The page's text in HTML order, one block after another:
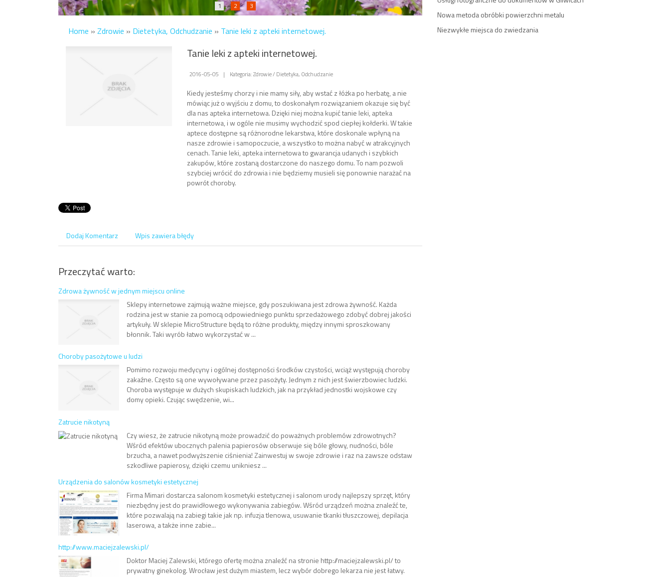
1 2 3
Home » Zdrowie » Dietetyka, Odchudzanie » Tanie leki z apteki internetowej.
Tanie leki z apteki internetowej.
2016-05-05 | Kategoria: Zdrowie / Dietetyka, Odchudzanie
Kiedy jesteśmy chorzy i nie mamy siły, aby wstać z łóżka po herbatę, a nie
mówiąc już o wyjściu z domu, to doskonałym rozwiązaniem okazuje się być
dla nas apteka internetowa. Dzięki niej można kupić tanie leki, apteka
internetowa, i w ogóle nie musimy wychodzić spod ciepłej kołderki. W takie
aptece dostępne są różnorodne lekarstwa, które doskonale wpłyną na
nasze zdrowie i samopoczucie, a wszystko to można nabyć w atrakcyjnych
cenach. Tanie leki, apteka internetowa to gwarancja udanych i szybkich
zakupów, które zostaną dostarczone do naszego domu. To nam pozwoli
szybciej wrócić do zdrowia i nie będziemy musieli się ponownie narażać na
powrót choroby.
Dodaj Komentarz Wpis zawiera błędy
Przeczytać warto:
Zdrowa żywność w jednym miejscu online
Sklepy internetowe zajmują ważne miejsce, gdy poszukiwana jest zdrowa żywność. Każda
rodzina jest w stanie za pomocą odpowiedniego punktu sprzedażowego zdobyć dobrej jakości
artykuły. W sklepie MicroStructure będą to różne produkty, między innymi sproszkowany
błonnik. Taki wyrób łatwo wykorzystać w ...
Choroby pasożytowe u ludzi
Pomimo rozwoju medycyny i ogólnej dostępności środków czystości, wciąż występują choroby
zakaźne. Często są one wywoływane przez pasożyty. Jednym z nich jest świerzbowiec ludzki.
Choroba występuje w dużych skupiskach ludzkich, jak na przykład jednostki wojskowe czy
domy opieki. Czując swędzenie, wi...
Zatrucie nikotyną
Czy wiesz, że zatrucie nikotyną może prowadzić do poważnych problemów zdrowotnych?
Wśród efektów ubocznych palenia papierosów obserwuje się bóle głowy, nudności, bóle
brzucha, a nawet podwyższenie ciśnienia! Zainwestuj w swoje zdrowie i raz na zawsze odstaw
szkodliwe papierosy, dzięki czemu unikniesz ...
Urządzenia do salonów kosmetyki estetycznej
Firma Mimari dostarcza salonom kosmetyki estetycznej i salonom urody najlepszy sprzęt, który
niezbędny jest do prawidłowego wykonywania zabiegów. Wśród urządzeń można znaleźć te,
które pozwalają na zabiegi takie jak np. infuzja tlenowa, usuwanie tkanki tłuszczowej, depilacja
laserowa, a także inne zabie...
http://www.maciejzalewski.pl/
Doktor Maciej Zalewski, którego ofertę można znaleźć na stronie http://maciejzalewski.pl/ to
prywatny ginekolog. Wrocław jest dużym miastem, lecz wybór dobrego lekarza nie jest łatwy.
Nowa metoda obróbki powierzchni metalu
Niezwykłe miejsca do zwiedzania